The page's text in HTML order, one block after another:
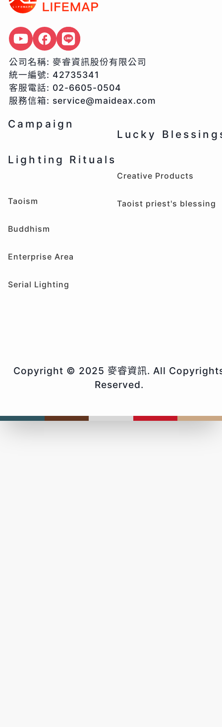
公司名稱: 麥睿資訊股份有限公司
統一編號: 42735341
客服電話: 02-6605-0504
服務信箱: service@maideax.com
Campaign
Lighting Rituals
Taoism
Buddhism
Enterprise Area
Serial Lighting
Lucky
Creative Products
Taoist priest's blessing
Copyright © 2025 麥睿資訊. All
Reserved.